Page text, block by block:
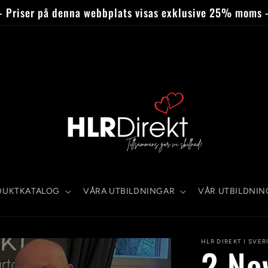
Priser på denna webbplats visas exklusive 25% moms -
VÅRA UTBILDNINGAR VÅR
HLR DIREKT I